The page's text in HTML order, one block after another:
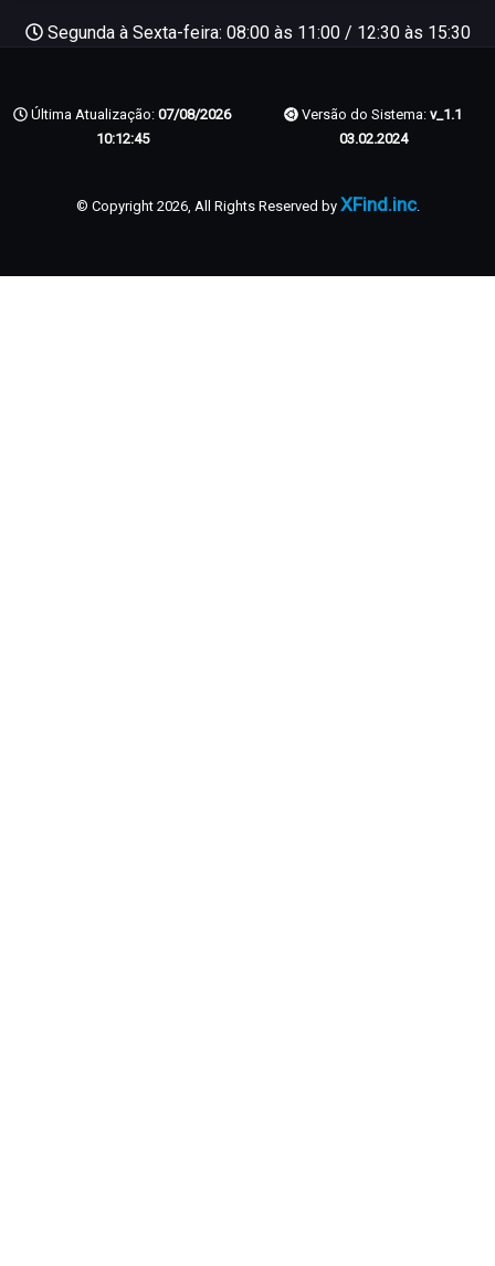
Segunda à Sexta-feira: 08:00 às 11:00 / 12:30 às 15:30
Última Atualização: 07/08/2026
10:12:45
Versão do Sistema: v_1.1
03.02.2024
© Copyright 2026, All Rights Reserved by XFind.inc.